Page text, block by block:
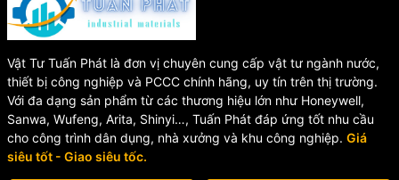
Vật Tư Tuấn Phát là đơn vị chuyên cung cấp vật tư ngành nước,
thiết bị công nghiệp và PCCC chính hãng, uy tín trên thị trường.
Với đa dạng sản phẩm từ các thương hiệu lớn như Honeywell,
Sanwa, Wufeng, Arita, Shinyi…, Tuấn Phát đáp ứng tốt nhu cầu
cho công trình dân dụng, nhà xưởng và khu công nghiệp. Giá
siêu tốt - Giao siêu tốc.